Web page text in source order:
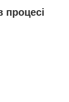
процесі